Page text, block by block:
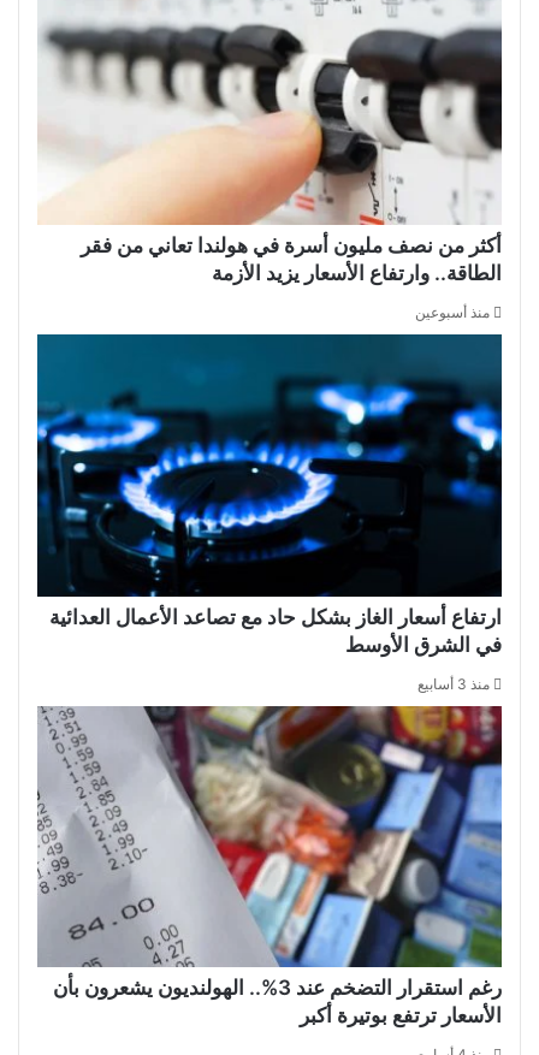
أكثر من نصف مليون أسرة في هولندا تعاني من فقر
الطاقة.. وارتفاع الأسعار يزيد الأزمة
منذ أسبوعين
ارتفاع أسعار الغاز بشكل حاد مع تصاعد الأعمال العدائية
في الشرق الأوسط
منذ 3 أسابيع
رغم استقرار التضخم عند 3%.. الهولنديون يشعرون بأن
الأسعار ترتفع بوتيرة أكبر